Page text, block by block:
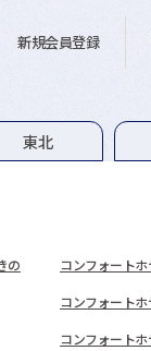
新規会員登録
東北
の コンフォート
コンフォート
コンフォート